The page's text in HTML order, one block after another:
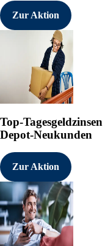
Zur Aktion
Top-Tagesgeldzinsen
Depot-Neukunden
Zur Aktion